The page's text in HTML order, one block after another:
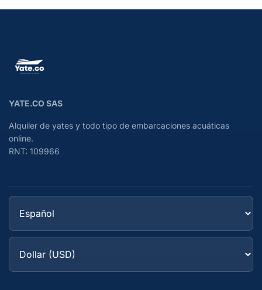
YATE.CO SAS
Alquiler de yates y todo tipo de embarcaciones acuáticas
online.
RNT: 109966